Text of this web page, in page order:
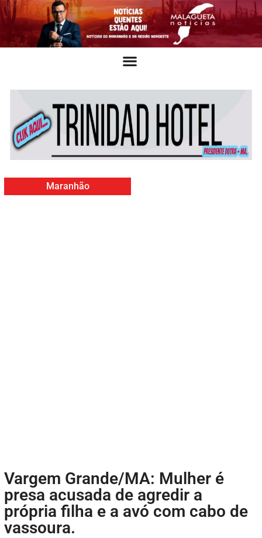
Maranhão
Vargem Grande/MA: Mulher é
presa acusada de agredir a
própria filha e a avó com cabo de
vassoura.